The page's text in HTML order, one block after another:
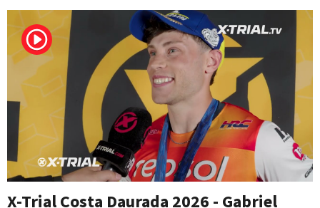
X-Trial Costa Daurada 2026 - Gabriel